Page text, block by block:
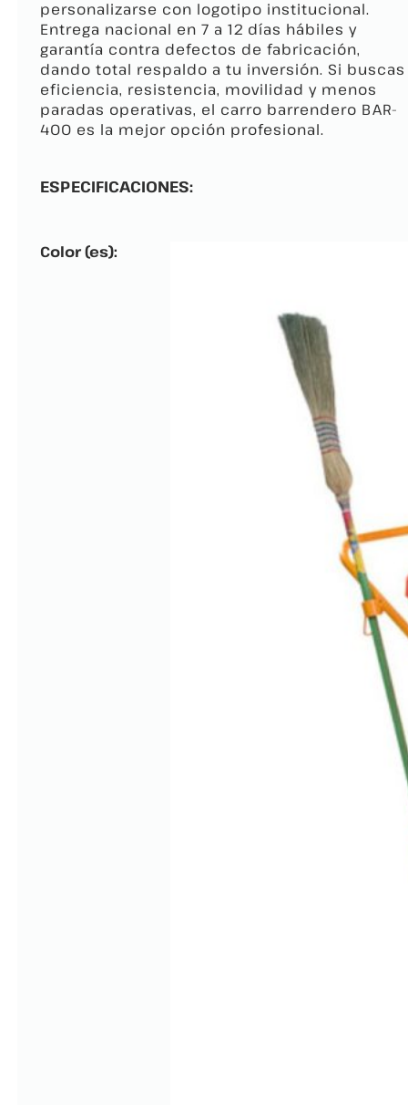
personalizarse con logotipo institucional.
Entrega nacional en 7 a 12 días hábiles y
garantía contra defectos de fabricación,
dando total respaldo a tu inversión. Si buscas
eficiencia, resistencia, movilidad y menos
paradas operativas, el carro barrendero BAR-
400 es la mejor opción profesional.
ESPECIFICACIONES:
Color (es):